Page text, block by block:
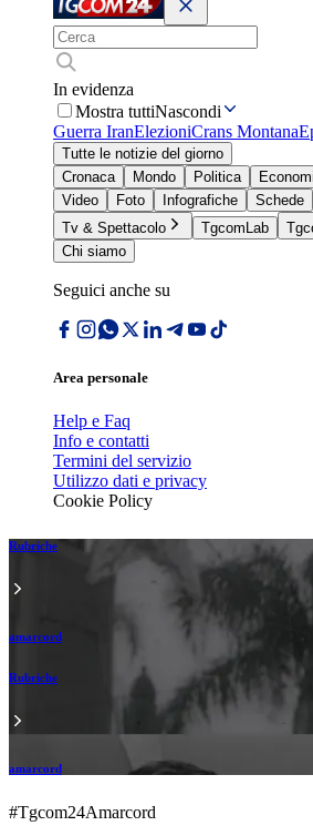
In evidenza
Mostra tuttiNascondi
Guerra IranElezioniCrans Montana
Tutte le notizie del giorno
Cronaca
Mondo Politica
Video
Foto Infografiche
Schede
Tv & Spettacolo
TgcomLab
Chi siamo
Seguici anche su
Area personale
Help e Faq
Info e contatti
Termini del servizio
Utilizzo dati e privacy
Cookie Policy
Rubriche
amarcord
Rubriche
amarcord
#Tgcom24Amarcord